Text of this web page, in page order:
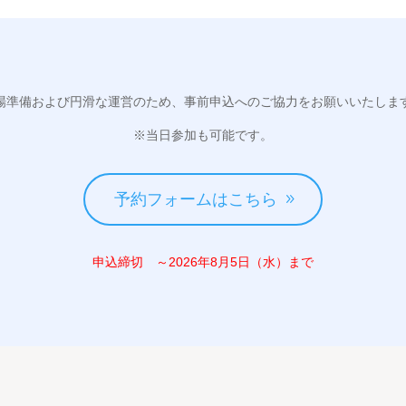
準備および円滑な運営のため、事前申込へのご協力をお願いいたしま
※当日参加も可能です。
予約フォームはこちら
申込締切 ～2026年8月5日（水）まで